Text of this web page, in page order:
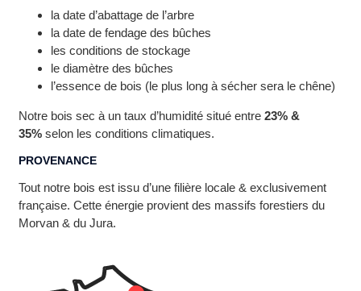
la date d’abattage de l’arbre
la date de fendage des bûches
les conditions de stockage
le diamètre des bûches
l’essence de bois (le plus long à sécher sera le chêne)
Notre bois sec à un taux d’humidité situé entre 23% &
35% selon les conditions climatiques.
PROVENANCE
Tout notre bois est issu d’une filière locale & exclusivement
française. Cette énergie provient des massifs forestiers du
Morvan & du Jura.